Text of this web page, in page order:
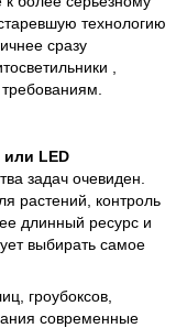
технологию
сразу
,
LED
задач очевиден.
растений, контроль
длинный ресурс и
выбирать самое
гроубоксов,
современные